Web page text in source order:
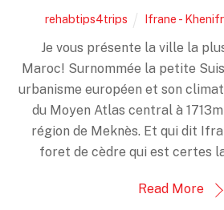
rehabtips4trips Ifrane -
Je vous présente la ville la
Maroc! Surnommée la petite
urbanisme européen et son
du Moyen Atlas central à
région de Meknès. Et qui dit
foret de cèdre qui est certes
Read More